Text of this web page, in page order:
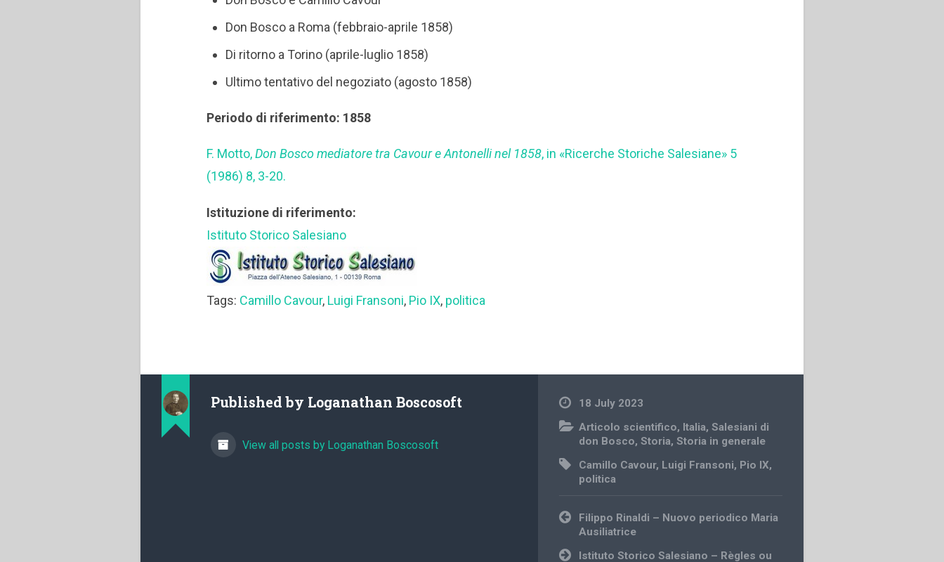
Don Bosco a Roma (febbraio-aprile 1858)
Di ritorno a Torino (aprile-luglio 1858)
Ultimo tentativo del negoziato (agosto 1858)
Periodo di riferimento: 1858
F. Motto,Don Bosco mediatore tra Cavour e Antonelli nel 1858, in «Ricerche Storiche Salesiane» 5
(1986) 8, 3-20.
Istituzione di riferimento:
Istituto Storico Salesiano
Tags: Camillo Cavour, Luigi Fransoni, Pio IX, politica
Published by Loganathan Boscosoft
View all posts by Loganathan Boscosoft
18 July 2023
Articolo scientifico, Italia,Salesiani di
don Bosco,Storia,Storia in generale
Camillo Cavour, Luigi Fransoni, Pio IX,
politica
Post
navigation
Filippo Rinaldi – Nuovo periodico Maria
Ausiliatrice
Istituto Storico Salesiano – Règles ou